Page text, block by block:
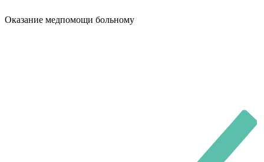
Оказание медпомощи больному